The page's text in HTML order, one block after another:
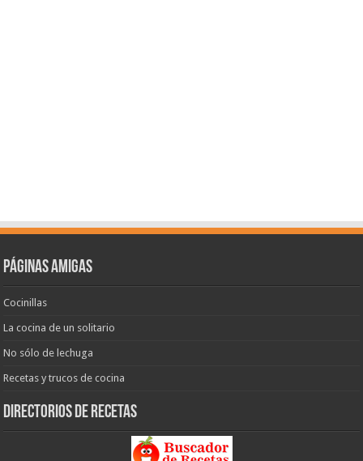
Páginas amigas
Cocinillas
La cocina de un solitario
No sólo de lechuga
Recetas y trucos de cocina
Directorios de recetas